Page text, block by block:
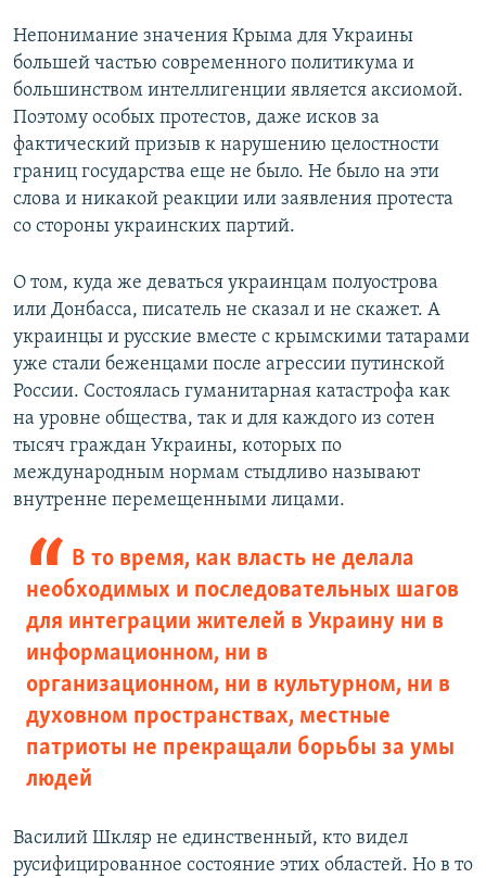
Непонимание значения Крыма для Украины
большей частью современного политикума и
большинством интеллигенции является аксиомой.
Поэтому особых протестов, даже исков за
фактический призыв к нарушению целостности
границ государства еще не было. Не было на эти
слова и никакой реакции или заявления протеста
со стороны украинских партий.
О том, куда же деваться украинцам полуострова
или Донбасса, писатель не сказал и не скажет. А
украинцы и русские вместе с крымскими татарами
уже стали беженцами после агрессии путинской
России. Состоялась гуманитарная катастрофа как
на уровне общества, так и для каждого из сотен
тысяч граждан Украины, которых по
международным нормам стыдливо называют
внутренне перемещенными лицами.
В то время, как власть не делала
необходимых и последовательных шагов
для интеграции жителей в Украину ни в
информационном, ни в
организационном, ни в культурном, ни в
духовном пространствах, местные
патриоты не прекращали борьбы за умы
людей
Василий Шкляр не единственный, кто видел
русифицированное состояние этих областей. Но в то